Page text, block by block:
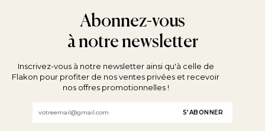
Abonnez-vous
à notre newsletter
Inscrivez-vous à notre newsletter ainsi qu'à celle de
Flakon pour profiter de nos ventes privées et recevoir
nos offres promotionnelles !
Email